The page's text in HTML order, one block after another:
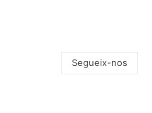
Segueix-nos